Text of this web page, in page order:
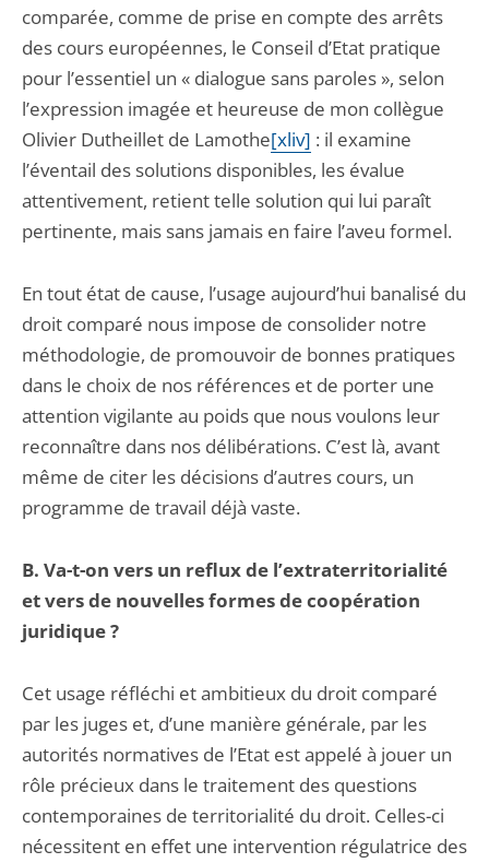
comparée, comme de prise en compte des arrêts
des cours européennes, le Conseil d’Etat pratique
pour l’essentiel un « dialogue sans paroles », selon
l’expression imagée et heureuse de mon collègue
Olivier Dutheillet de Lamothe[xliv] : il examine
l’éventail des solutions disponibles, les évalue
attentivement, retient telle solution qui lui paraît
pertinente, mais sans jamais en faire l’aveu formel.
En tout état de cause, l’usage aujourd’hui banalisé du
droit comparé nous impose de consolider notre
méthodologie, de promouvoir de bonnes pratiques
dans le choix de nos références et de porter une
attention vigilante au poids que nous voulons leur
reconnaître dans nos délibérations. C’est là, avant
même de citer les décisions d’autres cours, un
programme de travail déjà vaste.
B. Va-t-on vers un reflux de l’extraterritorialité
et vers de nouvelles formes de coopération
juridique ?
Cet usage réfléchi et ambitieux du droit comparé
par les juges et, d’une manière générale, par les
autorités normatives de l’Etat est appelé à jouer un
rôle précieux dans le traitement des questions
contemporaines de territorialité du droit. Celles-ci
nécessitent en effet une intervention régulatrice des